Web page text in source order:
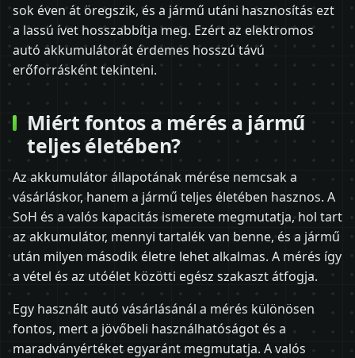
sok éven át öregszik, és a jármű utáni hasznosítás ezt
a lassú ívet hosszabbítja meg. Ezért az elektromos
autó akkumulátorát érdemes hosszú távú
erőforrásként tekinteni.
Miért fontos a mérés a jármű
teljes életében?
Az akkumulátor állapotának mérése nemcsak a
vásárláskor, hanem a jármű teljes életében hasznos. A
SoH és a valós kapacitás ismerete megmutatja, hol tart
az akkumulátor, mennyi tartalék van benne, és a jármű
után milyen második életre lehet alkalmas. A mérés így
a vétel és az utóélet közötti egész szakaszt átfogja.
Egy használt autó vásárlásánál a mérés különösen
fontos, mert a jövőbeli használhatóságot és a
maradványértéket egyaránt megmutatja. A valós